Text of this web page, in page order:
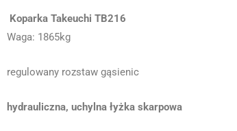
Koparka Takeuchi TB216
Waga: 1865kg
regulowany rozstaw gąsienic
hydrauliczna, uchylna łyżka skarpowa